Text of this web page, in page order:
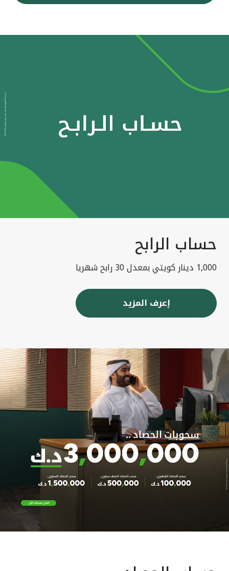
حساب الرابح
1,000 دينار كويتي بمعدل 30 رابح شهريا
إعرف المزيد